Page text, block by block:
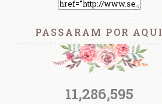
PASSARAM POR AQUI
11,286,595